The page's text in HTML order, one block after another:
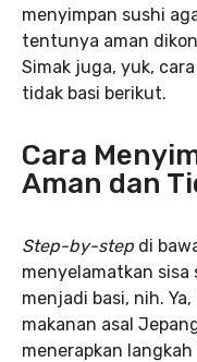
menyimpan sushi
tentunya aman
Simak juga, yuk,
tidak basi berikut.
Cara
Aman dan
Step-by-step di
menyelamatkan sisa
menjadi basi, nih.
makanan asal
menerapkan